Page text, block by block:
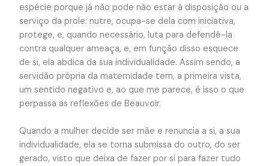
espécie porque já não pode não estar à disposição ou a
serviço da prole: nutre, ocupa-se dela com iniciativa,
protege, e, quando necessário, luta para defendê-la
contra qualquer ameaça, e, em função disso esquece
de si, ela abdica da sua individualidade. Assim sendo, a
servidão própria da maternidade tem, a primeira vista,
um sentido negativo e, ao que me parece, é isso o que
perpassa as reflexões de Beauvoir.
Quando a mulher decide ser mãe e renuncia a si, a sua
individualidade, ela se torna submissa do outro, do ser
gerado, visto que deixa de fazer por si para fazer tudo